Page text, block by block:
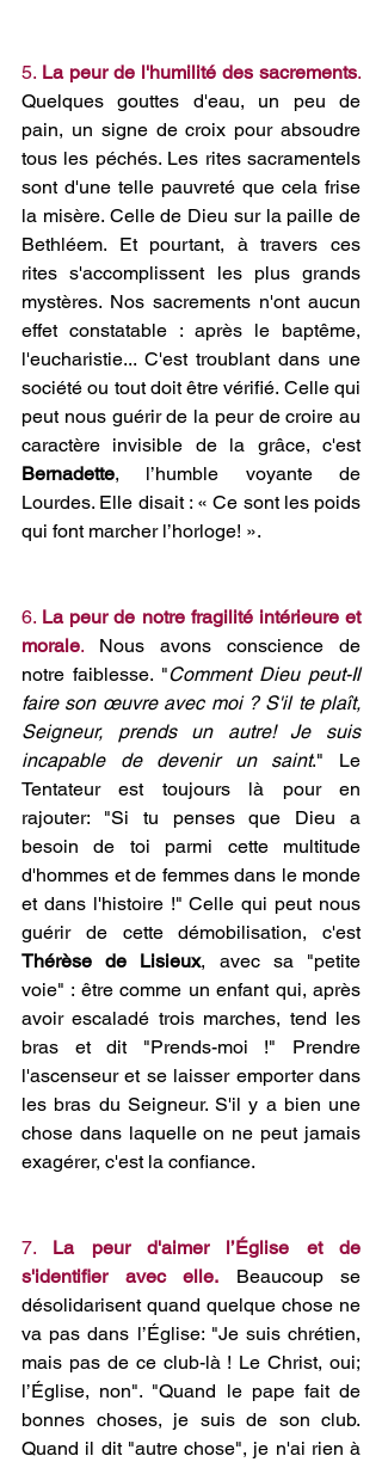
5. La peur de l'humilité des sacrements.
Quelques gouttes d'eau, un peu de
pain, un signe de croix pour absoudre
tous les péchés. Les rites sacramentels
sont d'une telle pauvreté que cela frise
la misère. Celle de Dieu sur la paille de
Bethléem. Et pourtant, à travers ces
rites s'accomplissent les plus grands
mystères. Nos sacrements n'ont aucun
effet constatable : après le baptême,
l'eucharistie... C'est troublant dans une
société ou tout doit être vérifié. Celle qui
peut nous guérir de la peur de croire au
caractère invisible de la grâce, c'est
Bernadette, l’humble voyante de
Lourdes. Elle disait : « Ce sont les poids
qui font marcher l’horloge! ».
6. La peur de notre fragilité intérieure et
morale. Nous avons conscience de
notre faiblesse. "Comment Dieu peut-Il
faire son œuvre avec moi ? S'il te plaît,
Seigneur, prends un autre! Je suis
incapable de devenir un saint." Le
Tentateur est toujours là pour en
rajouter: "Si tu penses que Dieu a
besoin de toi parmi cette multitude
d'hommes et de femmes dans le monde
et dans l'histoire !" Celle qui peut nous
guérir de cette démobilisation, c'est
Thérèse de Lisieux, avec sa "petite
voie" : être comme un enfant qui, après
avoir escaladé trois marches, tend les
bras et dit "Prends-moi !" Prendre
l'ascenseur et se laisser emporter dans
les bras du Seigneur. S'il y a bien une
chose dans laquelle on ne peut jamais
exagérer, c'est la confiance.
7. La peur d'aimer l’Église et de
s'identifier avec elle. Beaucoup se
désolidarisent quand quelque chose ne
va pas dans l’Église: "Je suis chrétien,
mais pas de ce club-là ! Le Christ, oui;
l’Église, non". "Quand le pape fait de
bonnes choses, je suis de son club.
Quand il dit "autre chose", je n'ai rien à